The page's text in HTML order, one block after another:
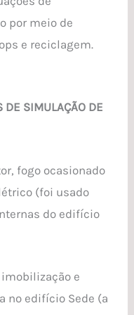
por meio de
e reciclagem.
DE SIMULAÇÃO DE
fogo ocasionado
(foi usado
do edifício
imobilização e
no edifício Sede (a